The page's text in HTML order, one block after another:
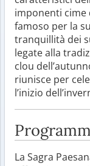
imponenti cime
famoso per la
tranquillità dei
legate alla
clou
riunisce per
l’inizio
La Sagra